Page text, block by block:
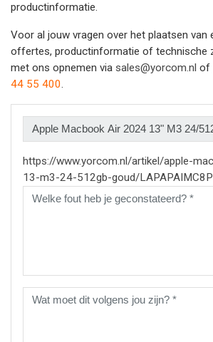
productinformatie.
Voor al jouw vragen over het plaatsen van
offertes, productinformatie of technische
met ons opnemen via sales@yorcom.nl of
44 55 400.
https://www.yorcom.nl/artikel/apple-
13-m3-24-512gb-goud/